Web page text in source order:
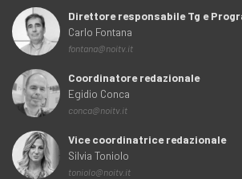
Direttore responsabile Tg e
Carlo Fontana
fontana@noitv.it
Coordinatore redazionale
Egidio Conca
conca@noitv.it
Vice coordinatrice redazionale
Silvia Toniolo
toniolo@noitv.it